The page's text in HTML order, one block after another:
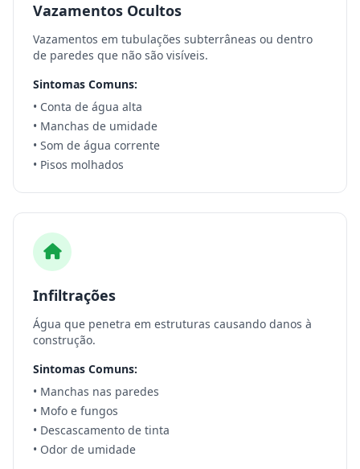
Vazamentos Ocultos
Vazamentos em tubulações subterrâneas ou dentro
de paredes que não são visíveis.
Sintomas Comuns:
• Conta de água alta
• Manchas de umidade
• Som de água corrente
• Pisos molhados
Infiltrações
Água que penetra em estruturas causando danos à
construção.
Sintomas Comuns:
• Manchas nas paredes
• Mofo e fungos
• Descascamento de tinta
• Odor de umidade